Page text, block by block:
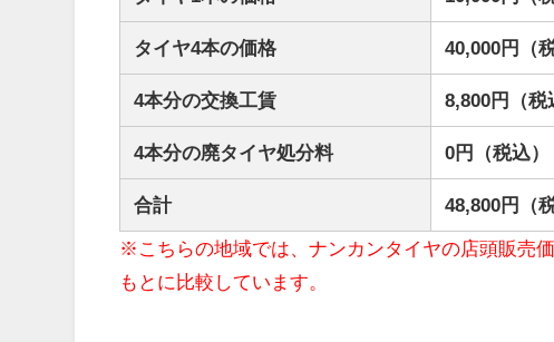
タイヤ4本の価格 40,000円（
4本分の交換工賃 8,800円（税
4本分の廃タイヤ処分料 0円（税込）
合計 48,800円（
※こちらの地域では、ナンカンタイヤの店頭販売
もとに比較しています。